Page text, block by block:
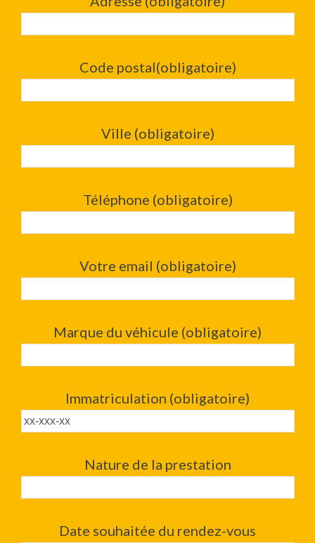
Code postal(obligatoire)
Ville (obligatoire)
Téléphone (obligatoire)
Votre email (obligatoire)
Marque du véhicule (obligatoire)
Immatriculation (obligatoire)
Nature de la prestation
Date souhaitée du rendez-vous